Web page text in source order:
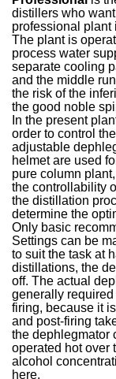
distillers who
professional plant
The plant is
process water
separate cooling
and the middle
the risk of the
the good noble
In the present
order to control
adjustable
helmet are used
pure column
the controllability
the distillation
determine the
Only basic
Settings can be
to suit the task at
distillations, the
off. The actual
generally
firing, because it
and post-firing
the dephlegmator
operated hot over
alcohol
here.